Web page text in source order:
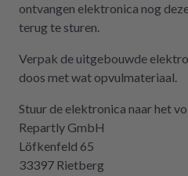
ontvangen elektronica nog
terug te sturen.
Verpak de uitgebouwde
doos met wat opvulmateriaal.
Stuur de elektronica naar het
Repartly GmbH
Löfkenfeld 65
33397 Rietberg